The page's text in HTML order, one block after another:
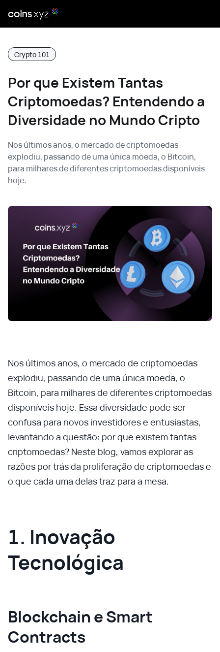
Crypto 101
Por que Existem Tantas
Criptomoedas? Entendendo a
Diversidade no Mundo Cripto
Nos últimos anos, o mercado de criptomoedas
explodiu, passando de uma única moeda, o Bitcoin,
para milhares de diferentes criptomoedas disponíveis
hoje.
Nos últimos anos, o mercado de criptomoedas
explodiu, passando de uma única moeda, o
Bitcoin, para milhares de diferentes criptomoedas
disponíveis hoje. Essa diversidade pode ser
confusa para novos investidores e entusiastas,
levantando a questão: por que existem tantas
criptomoedas? Neste blog, vamos explorar as
razões por trás da proliferação de criptomoedas e
o que cada uma delas traz para a mesa.
1. Inovação
Tecnológica
Blockchain e Smart
Contracts